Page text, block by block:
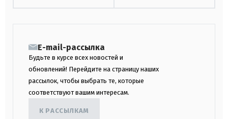
E-mail-рассылка
Будьте в курсе всех новостей и
обновлений! Перейдите на страницу наших
рассылок, чтобы выбрать те, которые
соответствуют вашим интересам.
К РАССЫЛКАМ